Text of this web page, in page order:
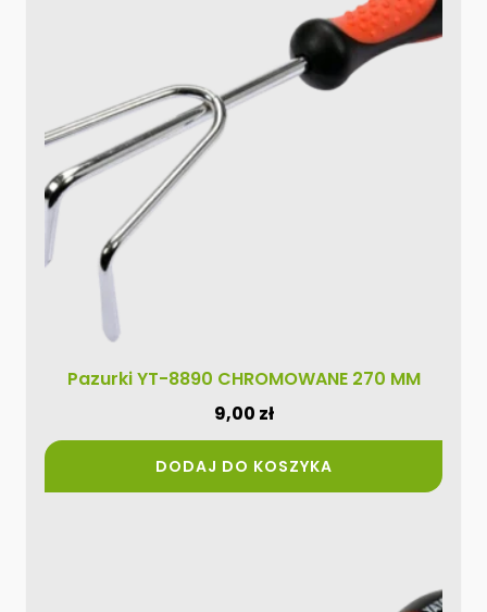
Pazurki YT-8890 CHROMOWANE 270 MM
9,00 zł
DODAJ DO KOSZYKA